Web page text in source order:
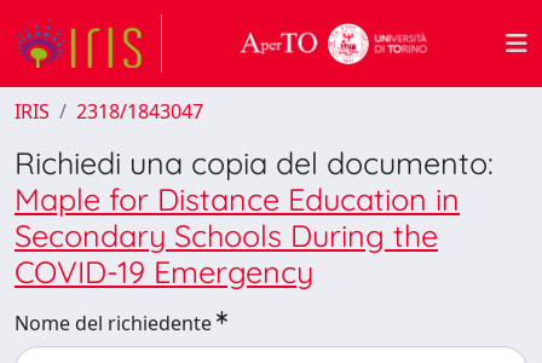
IRIS 2318/1843047
Richiedi una copia del documento:
Maple for Distance Education in
Secondary Schools During the
COVID-19 Emergency
Nome del richiedente